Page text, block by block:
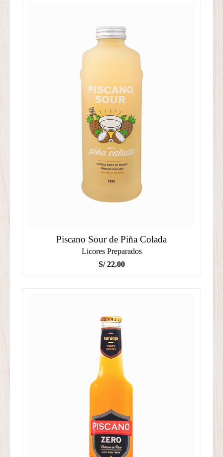
Piscano Sour de Piña Colada
Licores Preparados
S/22.00